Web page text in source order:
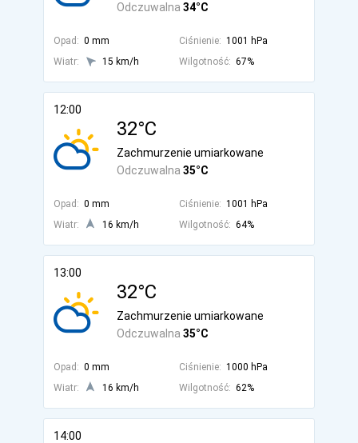
Odczuwalna 34°C
Opad: 0 mm Ciśnienie: 1001 hPa
Wiatr:
15 km/h Wilgotność: 67%
12:00
32°C
Odczuwalna 35°C
Zachmurzenie umiarkowane
Opad: 0 mm Ciśnienie: 1001 hPa
Wiatr:
16 km/h Wilgotność: 64%
13:00
32°C
Odczuwalna 35°C
Zachmurzenie umiarkowane
Opad: 0 mm Ciśnienie: 1000 hPa
Wiatr:
16 km/h Wilgotność: 62%
14:00